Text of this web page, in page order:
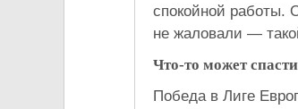
спокойной работы.
не жаловали —
Что-то может
Победа в Лиге